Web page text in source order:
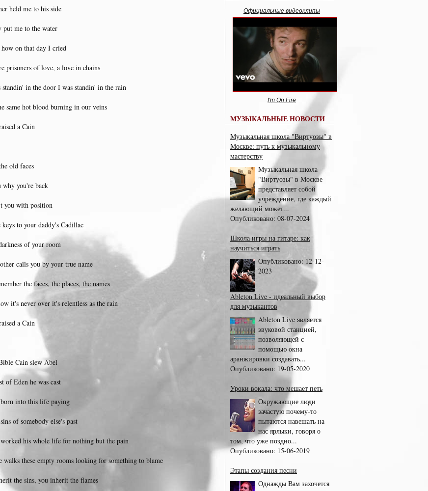
held me to his side
put me to the water
how on that day I cried
prisoners of love, a love in chains
standin' in the door I was standin' in the rain
same hot blood burning in our veins
a Cain
old faces
why you're back
you with position
keys to your daddy's Cadillac
of your room
calls you by your true name
the faces, the places, the names
it's never over it's relentless as the rain
a Cain
Cain slew Abel
of Eden he was cast
into this life paying
of somebody else's past
his whole life for nothing but the pain
walks these empty rooms looking for something to blame
the sins, you inherit the flames
Официальные видеоклипы
I'm On Fire
МУЗЫКАЛЬНЫЕ НОВОСТИ
Музыкальная школа "Виртуозы" в
Москве: путь к музыкальному
мастерству
Музыкальная школа
"Виртуозы" в Москве
представляет собой
учреждение, где каждый
желающий может...
Опубликовано: 08-07-2024
Школа игры на гитаре: как
научиться играть
Опубликовано: 12-12-
2023
Ableton Live - идеальный выбор
для музыкантов
Ableton Live является
звуковой станцией,
позволяющей с
помощью окна
аранжировки создавать...
Опубликовано: 19-05-2020
Уроки вокала: что мешает петь
Окружающие люди
зачастую почему-то
пытаются навешать на
нас ярлыки, говоря о
том, что уже поздно...
Опубликовано: 15-06-2019
Этапы создания песни
Однажды Вам захочется